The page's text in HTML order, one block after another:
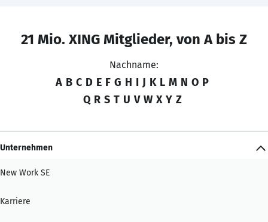
21 Mio. XING Mitglieder, von A bis Z
Nachname:
A B C D E F G H I J K L M N O P
Q R S T U V W X Y Z
Unternehmen
New Work SE
Karriere